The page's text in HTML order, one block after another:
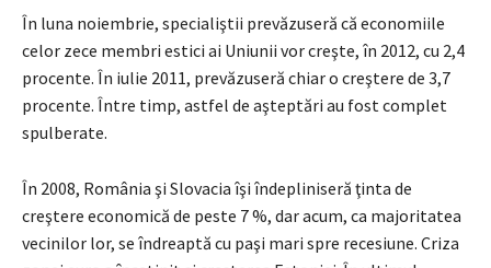
În luna noiembrie, specialiştii prevăzuseră că economiile
celor zece membri estici ai Uniunii vor creşte, în 2012, cu 2,4
procente. În iulie 2011, prevăzuseră chiar o creştere de 3,7
procente. Între timp, astfel de aşteptări au fost complet
spulberate.
În 2008, România şi Slovacia îşi îndepliniseră ţinta de
creştere economică de peste 7 %, dar acum, ca majoritatea
vecinilor lor, se îndreaptă cu paşi mari spre recesiune. Criza